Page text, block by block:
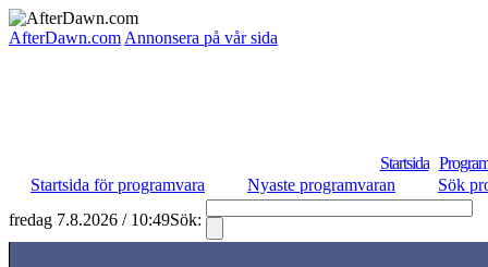
AfterDawn.com Annonsera på vår sida
Startsida
Startsida för programvara
Nyaste programvaran
Sök
fredag 7.8.2026 / 10:49Sök: